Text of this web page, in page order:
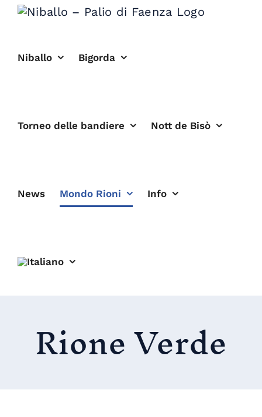
Salta
Niballo Bigorda
Torneo delle bandiere Nott de Bisò
News Mondo Rioni Info
Rione Verde